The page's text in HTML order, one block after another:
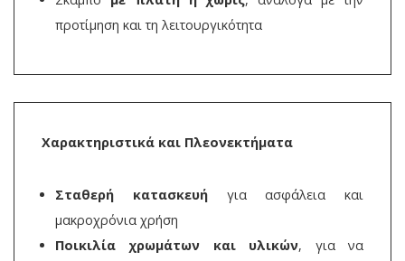
προτίμηση και τη λειτουργικότητα
Χαρακτηριστικά και Πλεονεκτήματα
Σταθερή κατασκευήγια ασφάλεια και
μακροχρόνια χρήση
Ποικιλία χρωμάτων και υλικών, για να